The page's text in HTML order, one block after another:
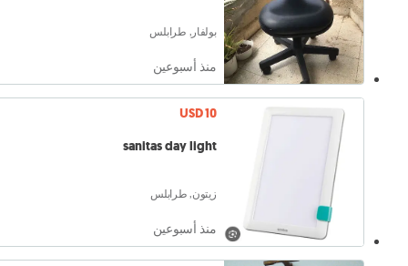
بولفار, طرابلس
منذ أسبوعين
USD 10
sanitas day light
زيتون, طرابلس
منذ أسبوعين